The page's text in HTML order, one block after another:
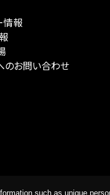
情報
のお問い合わせ